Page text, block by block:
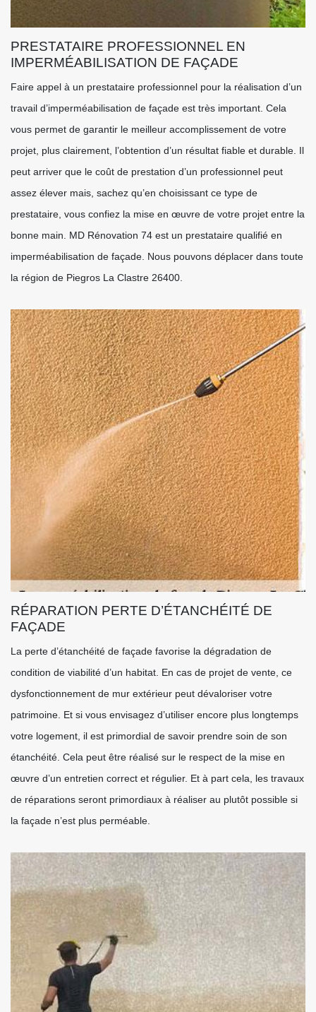
PRESTATAIRE PROFESSIONNEL EN
IMPERMÉABILISATION DE FAÇADE
Faire appel à un prestataire professionnel pour la réalisation d’un
travail d’imperméabilisation de façade est très important. Cela
vous permet de garantir le meilleur accomplissement de votre
projet, plus clairement, l’obtention d’un résultat fiable et durable. Il
peut arriver que le coût de prestation d’un professionnel peut
assez élever mais, sachez qu’en choisissant ce type de
prestataire, vous confiez la mise en œuvre de votre projet entre la
bonne main. MD Rénovation 74 est un prestataire qualifié en
imperméabilisation de façade. Nous pouvons déplacer dans toute
la région de Piegros La Clastre 26400.
RÉPARATION PERTE D’ÉTANCHÉITÉ DE
FAÇADE
La perte d’étanchéité de façade favorise la dégradation de
condition de viabilité d’un habitat. En cas de projet de vente, ce
dysfonctionnement de mur extérieur peut dévaloriser votre
patrimoine. Et si vous envisagez d’utiliser encore plus longtemps
votre logement, il est primordial de savoir prendre soin de son
étanchéité. Cela peut être réalisé sur le respect de la mise en
œuvre d’un entretien correct et régulier. Et à part cela, les travaux
de réparations seront primordiaux à réaliser au plutôt possible si
la façade n’est plus perméable.